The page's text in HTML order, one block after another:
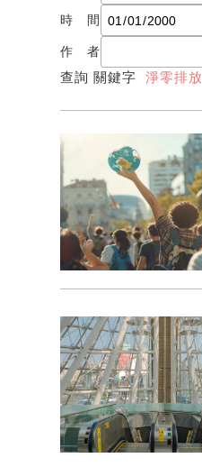
時 間
作 者
查詢 關鍵字淨零排放